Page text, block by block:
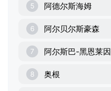
5 阿德尔斯海姆
6 阿尔贝尔斯豪森
7 阿尔斯巴-黑恩莱因
8 奥根